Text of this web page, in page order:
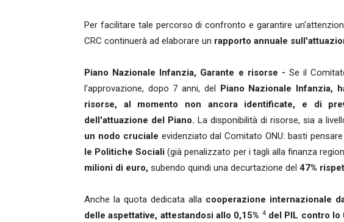
Per facilitare tale percorso di confronto e garantire
CRC continuerà ad elaborare un rapporto annuale
Piano Nazionale Infanzia, Garante e risorse - Se il
l'approvazione, dopo 7 anni, del
Piano Nazionale Infanzia,
risorse, al momento non ancora identificate, e di
dell'attuazione del Piano. La disponibilità di risorse, sia a
un nodo cruciale evidenziato dal Comitato ONU: basti
le Politiche Sociali (già penalizzato per i tagli alla finanza
milioni di euro, subendo quindi una decurtazione del 47%
Anche la quota dedicata alla cooperazione internazionale
delle aspettative, attestandosi allo 0,15% 4del PIL contro lo